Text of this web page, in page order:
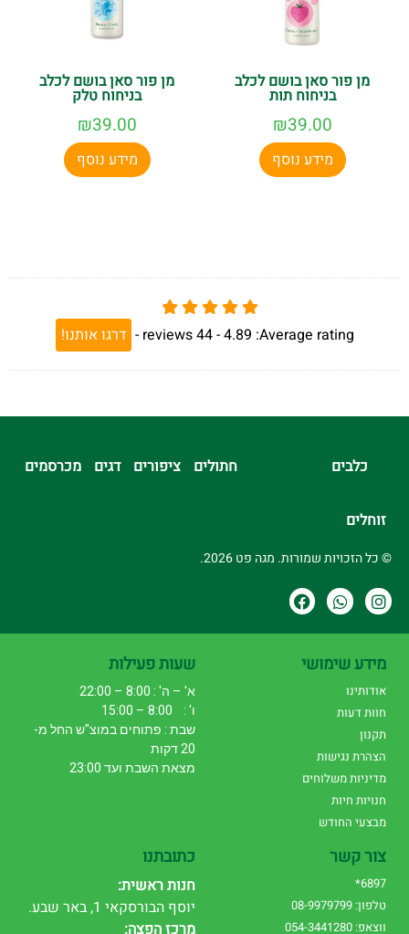
מן פור סאן בושם לכלב
בניחוח תות
₪39.00
מידע נוסף
מן פור סאן בושם לכלב
בניחוח טלק
₪39.00
מידע נוסף
Average rating:
4.89 -
44
reviews
- דרגו אותנו!
כלבים חתולים ציפורים דגים מכרסמים
זוחלים
© כל הזכויות שמורות. מגה פט 2026.
מידע שימושי
אודותינו
חוות דעות
תקנון
הצהרת נגישות
מדיניות משלוחים
חנויות חיות
מבצעי החודש
שעות פעילות
א' – ה' : 8:00 – 22:00
ו' : 8:00 – 15:00
שבת : פתוחים במוצ"ש החל מ-
20 דקות
מצאת השבת ועד 23:00
צור קשר
6897*
טלפון: 08-9979799
ווצאפ: 054-3441280
כתובתנו
חנות ראשית:
יוסף הבורסקאי 1, באר שבע.
מרכז הפצה: